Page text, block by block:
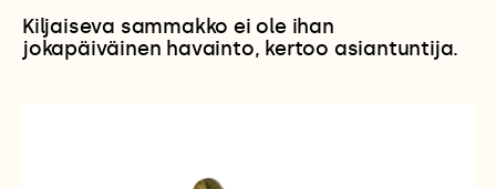
Kiljaiseva sammakko ei ole ihan
jokapäiväinen havainto, kertoo asiantuntija.